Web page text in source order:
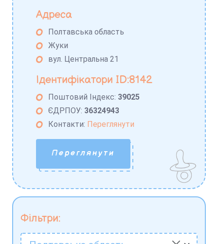
Фільтри:
Адреса
Полтавська область
Жуки
вул. Центральна 21
Ідентифікатори ID:8142
Поштовий Індекс: 39025
ЄДРПОУ: 36324943
Контакти: Переглянути
Переглянути